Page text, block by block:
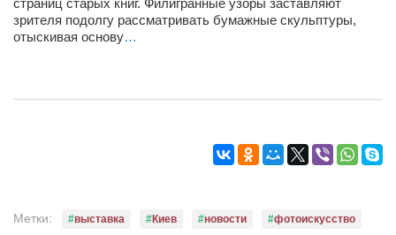
Конкурсы
Фестиваль. Конкурс «Колибри» 2017
Литературный конкурс «Я люблю Украину»
страниц старых книг. Филигранные узоры заставляют
зрителя подолгу рассматривать бумажные скульптуры,
отыскивая основу…
Метки: выставка Киев новости фотоискусство